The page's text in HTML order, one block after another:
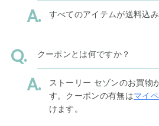
すべてのアイテムが送料込
クーポンとは何ですか？
ストーリー セゾンのお買物
す。クーポンの有無はマイ
けます。